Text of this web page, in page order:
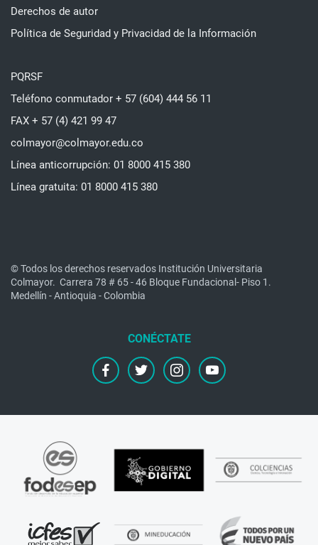
Derechos de autor
Política de Seguridad y Privacidad de la Información
PQRSF
Teléfono conmutador + 57 (604) 444 56 11
FAX + 57 (4) 421 99 47
colmayor@colmayor.edu.co
Línea anticorrupción: 01 8000 415 380
Línea gratuita: 01 8000 415 380
© Todos los derechos reservados Institución Universitaria
Colmayor. Carrera 78 # 65 - 46 Bloque Fundacional- Piso 1.
Medellín - Antioquia - Colombia
facebooktwitter instagramyoutube